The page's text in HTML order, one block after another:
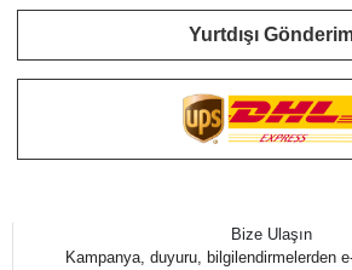
Yurtdışı
Bize Ulaşın
Kampanya, duyuru, bilgilendirmelerden